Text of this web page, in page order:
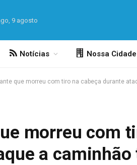
9 agosto
Notícias Nossa Cidade
que morreu com tiro na cabeça durante
morreu com
a caminhão